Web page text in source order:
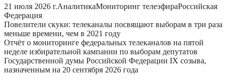
21 июля 2026 г.АналитикаМониторинг телеэфираРоссийская
Федерация
Повелители скуки: телеканалы посвящают выборам в три раза
меньше времени, чем в 2021 году
Отчёт о мониторинге федеральных телеканалов на пятой
неделе избирательной кампании по выборам депутатов
Государственной думы Российской Федерации IX созыва,
назначенным на 20 сентября 2026 года